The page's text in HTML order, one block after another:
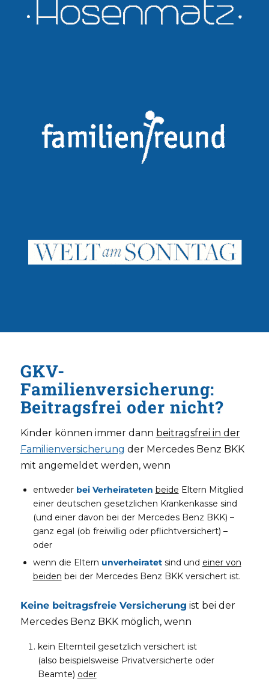
GKV-
Familienversicherung:
Beitragsfrei oder nicht?
Kinder können immer dann beitragsfrei in der
Familienversicherung der Mercedes Benz BKK
mit angemeldet werden, wenn
entweder bei Verheirateten beide Eltern Mitglied
einer deutschen gesetzlichen Krankenkasse sind
(und einer davon bei der Mercedes Benz BKK) –
ganz egal (ob freiwillig oder pflichtversichert) –
oder
wenn die Eltern unverheiratetsind und einer von
beiden bei der Mercedes Benz BKK versichert ist.
Keine beitragsfreie Versicherung ist bei der
Mercedes Benz BKK möglich, wenn
kein Elternteil gesetzlich versichert ist
(also beispielsweise Privatversicherte oder
Beamte) oder